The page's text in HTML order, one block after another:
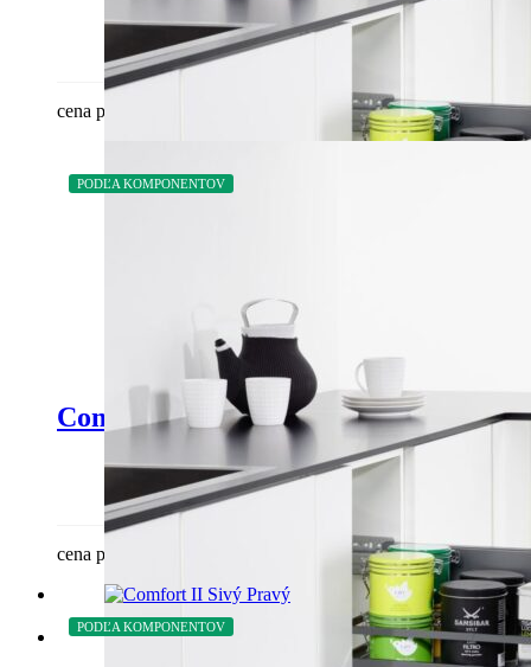
cena podľa komponentov
PODĽA KOMPONENTOV
Comfort II Antracit Ľavý
cena podľa komponentov
PODĽA KOMPONENTOV